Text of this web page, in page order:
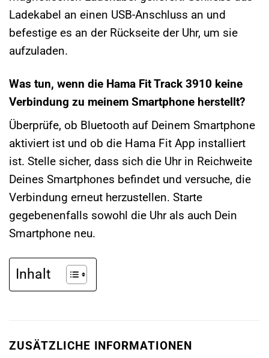
Ladekabel an einen USB-Anschluss an und
befestige es an der Rückseite der Uhr, um sie
aufzuladen.
Was tun, wenn die Hama Fit Track 3910 keine
Verbindung zu meinem Smartphone herstellt?
Überprüfe, ob Bluetooth auf Deinem Smartphone
aktiviert ist und ob die Hama Fit App installiert
ist. Stelle sicher, dass sich die Uhr in Reichweite
Deines Smartphones befindet und versuche, die
Verbindung erneut herzustellen. Starte
gegebenenfalls sowohl die Uhr als auch Dein
Smartphone neu.
Inhalt
ZUSÄTZLICHE INFORMATIONEN